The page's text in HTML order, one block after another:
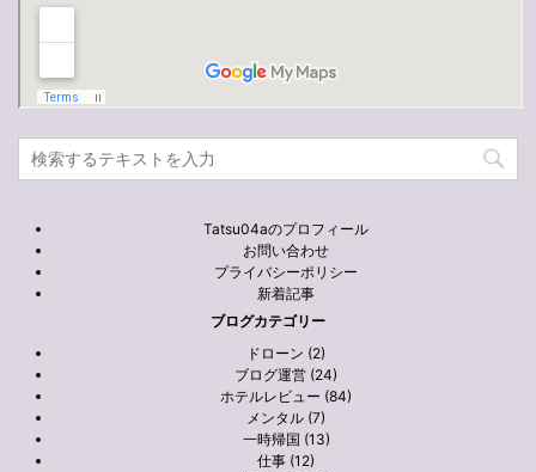
Tatsu04aのプロフィール
お問い合わせ
プライバシーポリシー
新着記事
ブログカテゴリー
ドローン (2)
ブログ運営 (24)
ホテルレビュー (84)
メンタル (7)
一時帰国 (13)
仕事 (12)